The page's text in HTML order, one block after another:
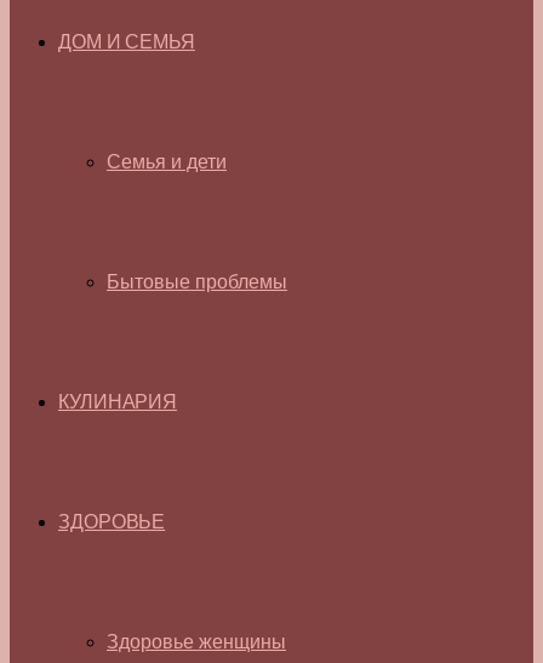
ДОМ И СЕМЬЯ
Семья и дети
Бытовые проблемы
КУЛИНАРИЯ
ЗДОРОВЬЕ
Здоровье женщины